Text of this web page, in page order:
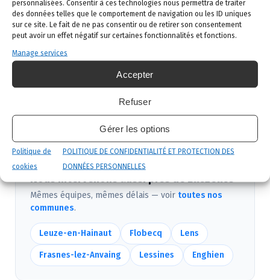
personnalisées. Consentir à ces technologies nous permettra de traiter
des données telles que le comportement de navigation ou les ID uniques
sur ce site. Le fait de ne pas consentir ou de retirer son consentement
peut avoir un effet négatif sur certaines fonctionnalités et fonctions.
Manage services
Accepter
Refuser
Gérer les options
Politique de
cookies
POLITIQUE DE CONFIDENTIALITÉ ET PROTECTION DES
DONNÉES PERSONNELLES
Diagnostic gratuit: notre technicien vient
identifier la nuisance et son origine.
Intervention ciblée: traitement adapté,
produits certifiés, sécurité maximale, discrétion
garantie.
Suivi et garantie: visite de contrôle et garantie
Nous intervenons aussi près de Ellezelles
Mêmes équipes, mêmes délais — voir toutes nos
communes.
Leuze-en-Hainaut Flobecq Lens
Frasnes-lez-Anvaing Lessines Enghien